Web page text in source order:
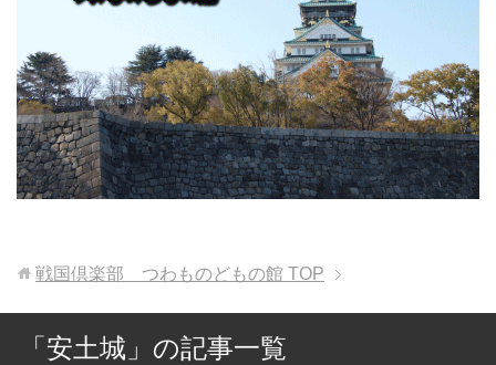
戦国倶楽部 つわものどもの館 TOP
「安土城」の記事一覧